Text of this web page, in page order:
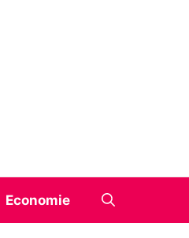
Economie